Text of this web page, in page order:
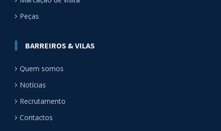
Peças
BARREIROS & VILAS
Quem somos
Notícias
Recrutamento
Contactos